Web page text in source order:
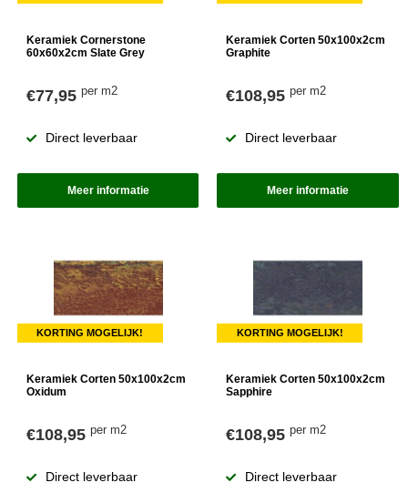
Keramiek Cornerstone
60x60x2cm Slate Grey
€77,95 per m2
Direct leverbaar
Meer informatie
Keramiek Corten 50x100x2cm
Graphite
€108,95per m2
Direct leverbaar
Meer informatie
KORTING MOGELIJK!
Keramiek Corten 50x100x2cm
Oxidum
€108,95 per m2
Direct leverbaar
KORTING MOGELIJK!
Keramiek Corten 50x100x2cm
Sapphire
€108,95per m2
Direct leverbaar